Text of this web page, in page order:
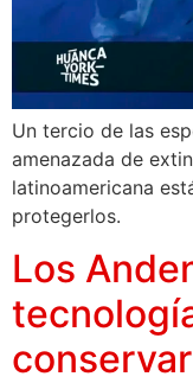
Un tercio de las
amenazada de
latinoamericana
protegerlos.
Los